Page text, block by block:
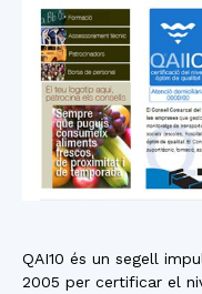
QAI10 és un segell
2005 per certificar el